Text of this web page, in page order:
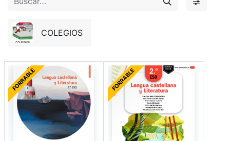
COLEGIOS
FORRABLE FORRABLE